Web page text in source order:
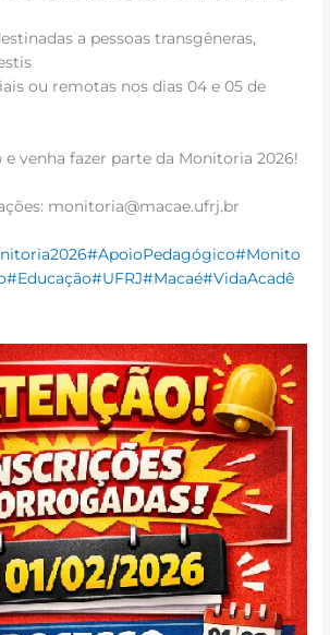
a pessoas transgêneras,
ou remotas nos dias 04 e 05 de
e venha fazer parte da Monitoria 2026!
monitoria@macae.ufrj.br
#ApoioPedagógico#Monito
#Educação#UFRJ#Macaé#VidaAcadê